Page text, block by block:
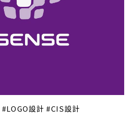
LOGO設計 CIS設計